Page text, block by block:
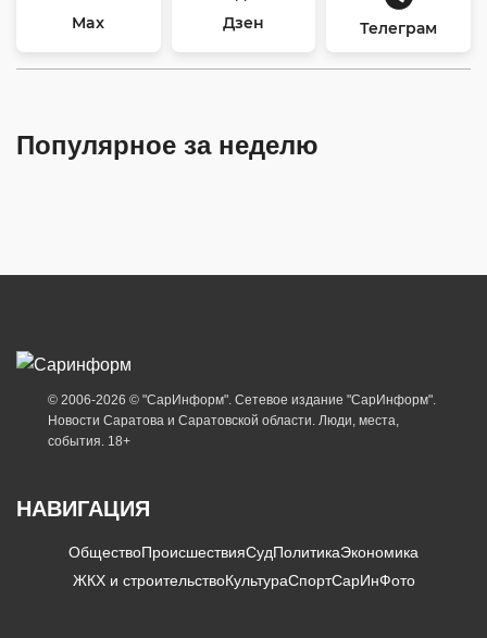
Max Дзен Телеграм
Популярное за неделю
© 2006-2026 © "СарИнформ". Сетевое издание "СарИнформ".
Новости Саратова и Саратовской области. Люди, места,
события. 18+
НАВИГАЦИЯ
ОбществоПроисшествияСудПолитикаЭкономика
ЖКХ и строительствоКультураСпортСарИнФото